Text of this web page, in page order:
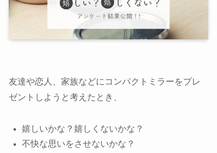
友達や恋人、家族などにコンパクトミラーをプレ
ゼントしようと考えたとき、
嬉しいかな？嬉しくないかな？
不快な思いをさせないかな？